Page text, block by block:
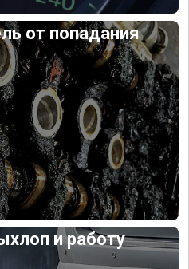
от попадания
и работу